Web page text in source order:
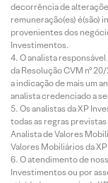
decorrência de
remuneração(es) é(são)
provenientes dos
Investimentos.
O analista
da Resolução CVM nº
a indicação de mais um
analista credenciado a
Os analistas da XP
todas as regras
Analista de Valores
Valores Mobiliários da
O atendimento de
Investimentos ou por